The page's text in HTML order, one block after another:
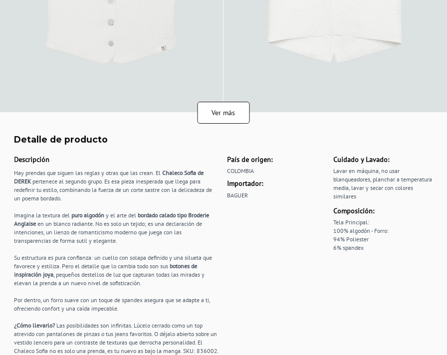
Ver más
Detalle de producto
Descripción
Hay prendas que siguen las reglas y otras que las crean. El Chaleco Sofia de
DEREK pertenece al segundo grupo. Es esa pieza inesperada que llega para
redefinir tu estilo, combinando la fuerza de un corte sastre con la delicadeza de
un poema bordado.
Imagina la textura del puro algodón y el arte del bordado calado tipo Broderie
Anglaise en un blanco radiante. No es solo un tejido; es una declaración de
intenciones, un lienzo de romanticismo moderno que juega con las
transparencias de forma sutil y elegante.
Su estructura es pura confianza: un cuello con solapa definido y una silueta que
favorece y estiliza. Pero el detalle que lo cambia todo son sus botones de
inspiración joya , pequeños destellos de luz que capturan todas las miradas y
elevan la prenda a un nuevo nivel de sofisticación.
Por dentro, un forro suave con un toque de spandex asegura que se adapte a ti,
ofreciendo confort y una caída impecable.
¿Cómo llevarlo?Las posibilidades son infinitas. Lúcelo cerrado como un top
atrevido con pantalones de pinzas o tus jeans favoritos. O déjalo abierto sobre un
vestido lencero para un contraste de texturas que derrocha personalidad. El
Chaleco Sofia no es solo una prenda, es tu nuevo as bajo la manga. SKU: 836002.
País de origen:
COLOMBIA
Importador:
BAGUER
Cuidado y Lavado:
Lavar en máquina, no usar
blanqueadores, planchar a temperatura
media, lavar y secar con colores
similares
Composición:
Tela Principal:
100% algodón - Forro:
94% Poliester
6% spandex